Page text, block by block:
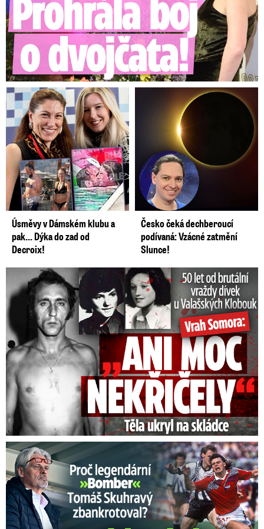
Video se připravuje ...
Pavel v hradní kuchyní: Šéfkuchař prozradil recept
na beránka
Zdroj: Petr Pavel/Hrad Official
Úsměvy v Dámském klubu a
pak… Dýka do zad od
Decroix!
Česko čeká dechberoucí
podívaná: Vzácné zatmění
Slunce!
50 let od běsnění Somory: Těla dívek vrah ukryl na skládce
Proč Skuhravý zbankrotoval? Prasklo, kde dluží miliony!